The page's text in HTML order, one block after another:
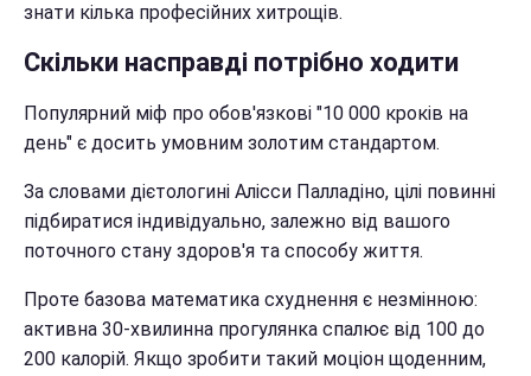
знати кілька професійних хитрощів.
Скільки насправді потрібно ходити
Популярний міф про обов'язкові "10 000 кроків на
день" є досить умовним золотим стандартом.
За словами дієтологині Алісси Палладіно, цілі повинні
підбиратися індивідуально, залежно від вашого
поточного стану здоров'я та способу життя.
Проте базова математика схуднення є незмінною:
активна 30-хвилинна прогулянка спалює від 100 до
200 калорій. Якщо зробити такий моціон щоденним,